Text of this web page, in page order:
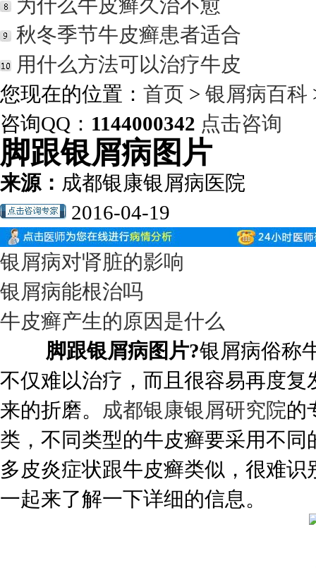
为什么牛皮癣久治不愈
秋冬季节牛皮癣患者适合
用什么方法可以治疗牛皮
您现在的位置： 首页 > 银屑病百科
咨询QQ： 1144000342 点击咨询
脚跟银屑病图片
来源： 成都银康银屑病医院
2016-04-19
银屑病对肾脏的影响
银屑病能根治吗
牛皮癣产生的原因是什么
脚跟银屑病图片?银屑病俗称
不仅难以治疗，而且很容易再度
来的折磨。 成都银康银屑研究院的
类，不同类型的牛皮癣要采用不
多皮炎症状跟牛皮癣类似，很难
一起来了解一下详细的信息。